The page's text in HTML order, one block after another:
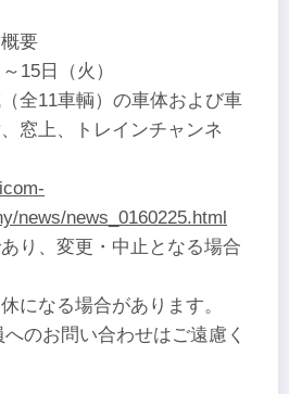
要
15日（火）
全11車輌）の車体および車
窓上、トレインチャンネ
news/news_0160225.html
り、変更・中止となる場合
になる場合があります。
のお問い合わせはご遠慮く